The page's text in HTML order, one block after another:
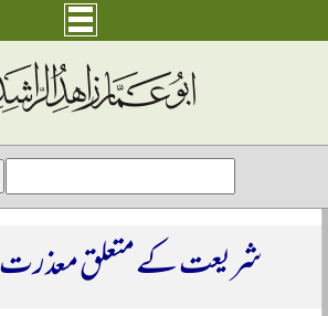
شریعت کے متعلق معذرت